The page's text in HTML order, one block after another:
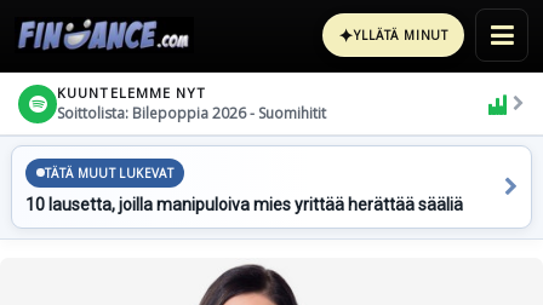
✦YLLÄTÄ MINUT
KUUNTELEMME NYT
Soittolista: Bilepoppia 2026 - Suomihitit
TÄTÄ MUUT LUKEVAT
10 lausetta, joilla manipuloiva mies yrittää herättää sääliä